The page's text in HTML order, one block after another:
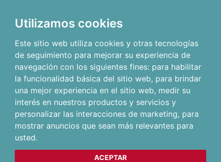
Utilizamos cookies
Este sitio web utiliza cookies y otras tecnologías
de seguimiento para mejorar su experiencia de
navegación con los siguientes fines: para habilitar
la funcionalidad básica del sitio web, para brindar
una mejor experiencia en el sitio web, medir su
interés en nuestros productos y servicios y
personalizar las interacciones de marketing, para
mostrar anuncios que sean más relevantes para
usted.
ACEPTAR